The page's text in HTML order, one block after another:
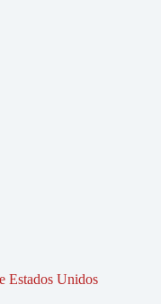
Estados Unidos